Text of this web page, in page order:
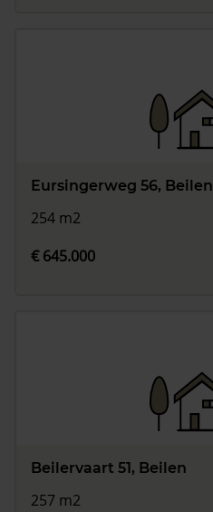
Eursingerweg 56, Beilen
254 m2
€ 645.000
Beilervaart 51, Beilen
257 m2